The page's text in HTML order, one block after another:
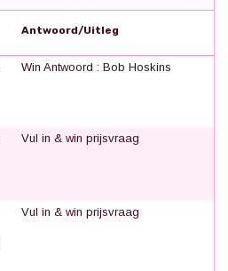
Antwoord/Uitleg
Win Antwoord : Bob Hoskins
Vul in & win prijsvraag
Vul in & win prijsvraag